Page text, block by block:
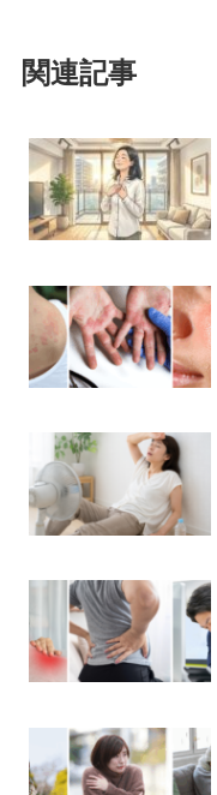
関連記事